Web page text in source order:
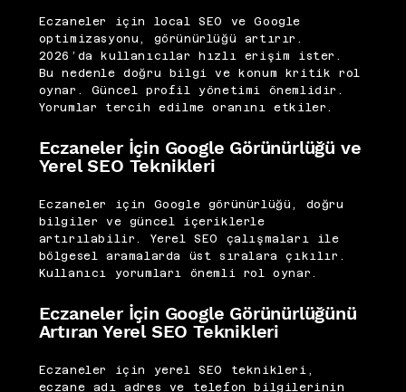
Eczaneler için local SEO ve Google
optimizasyonu, görünürlüğü artırır.
2026’da kullanıcılar hızlı erişim ister.
Bu nedenle doğru bilgi ve konum kritik rol
oynar. Güncel profil yönetimi önemlidir.
Yorumlar tercih edilme oranını etkiler.
Eczaneler İçin Google Görünürlüğü ve
Yerel SEO Teknikleri
Eczaneler için Google görünürlüğü, doğru
bilgiler ve güncel içeriklerle
artırılabilir. Yerel SEO çalışmaları ile
bölgesel aramalarda üst sıralara çıkılır.
Kullanıcı yorumları önemli rol oynar.
Eczaneler İçin Google Görünürlüğünü
Artıran Yerel SEO Teknikleri
Eczaneler için yerel SEO teknikleri,
eczane adı adres ve telefon bilgilerinin